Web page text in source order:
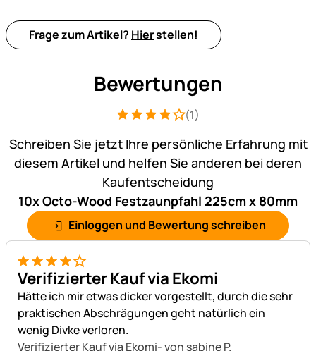
Frage zum Artikel? Hierstellen!
Bewertungen
Bewertung: 4 von 5 (1 Bewertungen)
1 Bewertung(1)
Schreiben Sie jetzt Ihre persönliche Erfahrung mit
diesem Artikel und helfen Sie anderen bei deren
Kaufentscheidung
10x Octo-Wood Festzaunpfahl 225cm x 80mm
Einloggen und Bewertung schreiben
4 von 5
Verifizierter Kauf via Ekomi
Hätte ich mir etwas dicker vorgestellt, durch die sehr
praktischen Abschrägungen geht natürlich ein
wenig Divke verloren.
Verifizierter Kauf via Ekomi- von sabine P.